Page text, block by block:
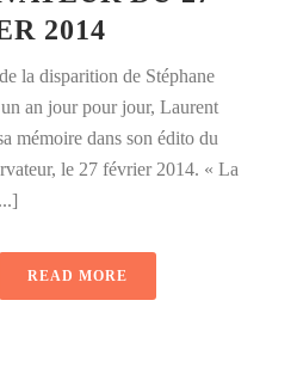
2014
la disparition de Stéphane
an jour pour jour, Laurent
mémoire dans son édito du
le 27 février 2014. « La
READ MORE